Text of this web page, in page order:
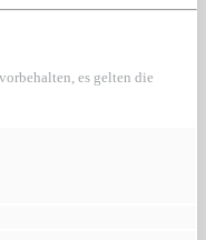
es gelten die